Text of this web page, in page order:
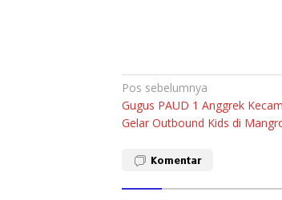
Navigasi
pos
Pos sebelumnya
Gugus PAUD 1 Anggrek
Gelar Outbound Kids di
Komentar